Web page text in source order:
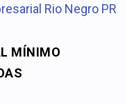
Rio Negro PR
MÍNIMO